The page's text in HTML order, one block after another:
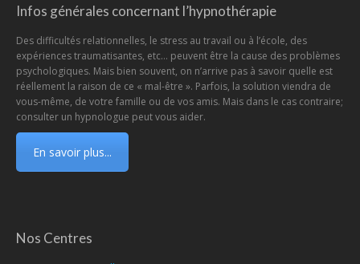
Infos générales concernant l’hypnothérapie
Des difficultés relationnelles, le stress au travail ou à l’école, des
expériences traumatisantes, etc… peuvent être la cause des problèmes
psychologiques. Mais bien souvent, on n’arrive pas à savoir quelle est
réellement la raison de ce « mal-être ». Parfois, la solution viendra de
vous-même, de votre famille ou de vos amis. Mais dans le cas contraire;
consulter un hypnologue peut vous aider.
En savoir plus...
Nos Centres